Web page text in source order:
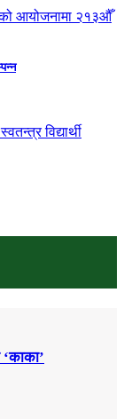
आयोजनामा २१३औँ
विद्यार्थी